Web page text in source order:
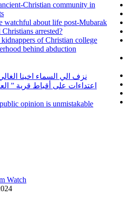
Christian community in
watchful about life post-Mubarak
arrested?
of Christian college
behind abduction
نزف الي السماء اخينا
اعتداءات على أقباط قرية ”
opinion is unmistakable
Watch